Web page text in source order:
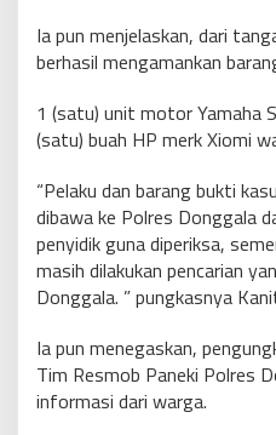
Ia pun menjelaskan, dari
berhasil mengamankan
1 (satu) unit motor Yamaha
(satu) buah HP merk Xiomi
“Pelaku dan barang bukti
dibawa ke Polres Donggala
penyidik guna diperiksa,
masih dilakukan pencarian
Donggala. ” pungkasnya
Ia pun menegaskan,
Tim Resmob Paneki Polres
informasi dari warga.